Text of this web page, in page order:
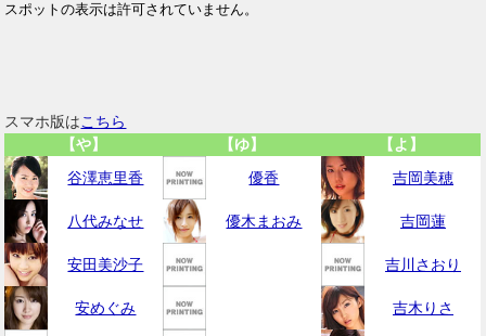
スマホ版はこちら
【や】
【ゆ】
【よ】
谷澤恵里香
優香 吉岡美穂
八代みなせ 優木まおみ 吉岡蓮
安田美沙子 吉川さおり
安めぐみ 吉木りさ